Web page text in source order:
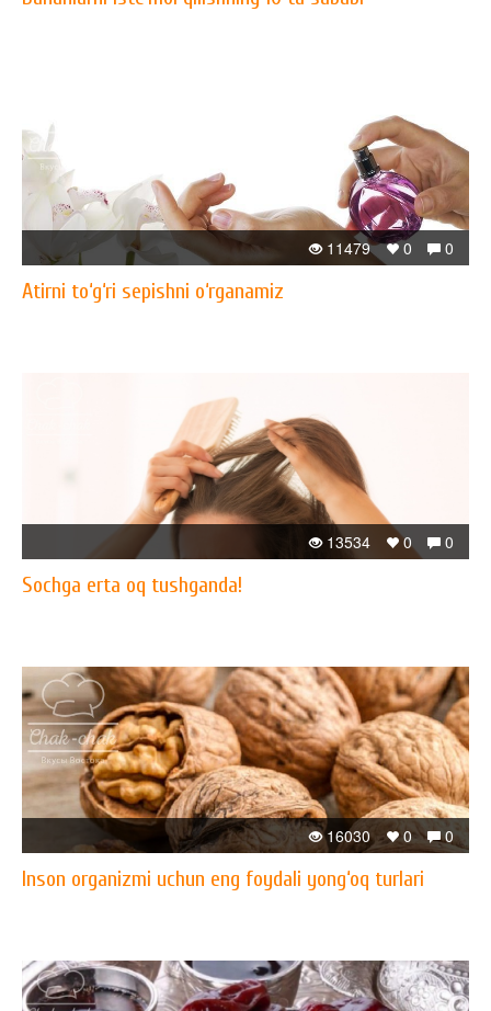
0
0
11479
Atirni to‘g‘ri sepishni o‘rganamiz
0
0
13534
Sochga erta oq tushganda!
0
0
16030
Inson organizmi uchun eng foydali yong‘oq turlari